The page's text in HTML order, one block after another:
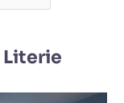
Literie